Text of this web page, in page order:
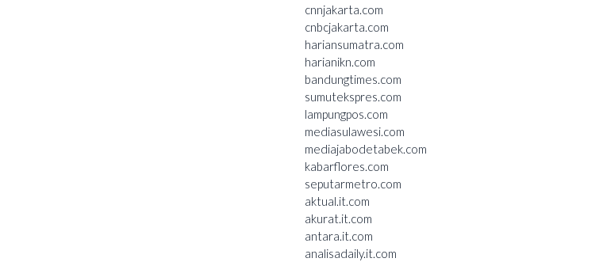
cnnjakarta.com
cnbcjakarta.com
hariansumatra.com
harianikn.com
bandungtimes.com
sumutekspres.com
lampungpos.com
mediasulawesi.com
mediajabodetabek.com
kabarflores.com
seputarmetro.com
aktual.it.com
akurat.it.com
antara.it.com
analisadaily.it.com